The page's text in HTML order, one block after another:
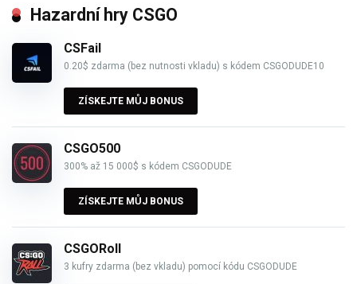
Hazardní hry CSGO
CSFail
0.20$ zdarma (bez nutnosti vkladu) s kódem CSGODUDE10
ZÍSKEJTE MŮJ BONUS
CSGO500
300% až 15 000$ s kódem CSGODUDE
ZÍSKEJTE MŮJ BONUS
CSGORoll
3 kufry zdarma (bez vkladu) pomocí kódu CSGODUDE